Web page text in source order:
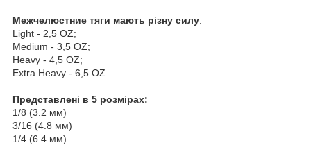
Межчелюстние тяги мають різну силу:
Light - 2,5 OZ;
Medium - 3,5 OZ;
Heavy - 4,5 OZ;
Extra Heavy - 6,5 OZ.
Представлені в 5 розмірах:
1/8 (3.2 мм)
3/16 (4.8 мм)
1/4 (6.4 мм)